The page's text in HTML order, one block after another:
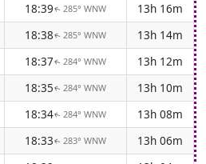
18:39↑ 285° WNW 13h 16m
18:38↑ 285° WNW 13h 14m
18:37↑ 284° WNW 13h 12m
18:35↑ 284° WNW 13h 10m
18:34↑ 284° WNW 13h 08m
18:33↑ 283° WNW 13h 06m